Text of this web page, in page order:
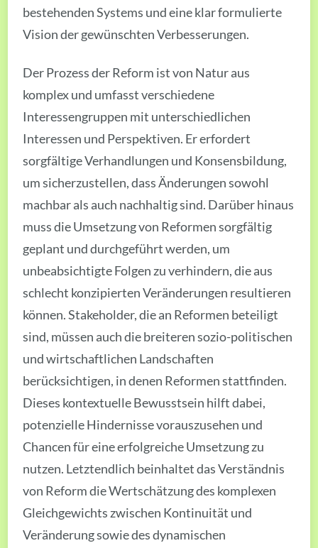
bestehenden Systems und eine klar formulierte
Vision der gewünschten Verbesserungen.
Der Prozess der Reform ist von Natur aus
komplex und umfasst verschiedene
Interessengruppen mit unterschiedlichen
Interessen und Perspektiven. Er erfordert
sorgfältige Verhandlungen und Konsensbildung,
um sicherzustellen, dass Änderungen sowohl
machbar als auch nachhaltig sind. Darüber hinaus
muss die Umsetzung von Reformen sorgfältig
geplant und durchgeführt werden, um
unbeabsichtigte Folgen zu verhindern, die aus
schlecht konzipierten Veränderungen resultieren
können. Stakeholder, die an Reformen beteiligt
sind, müssen auch die breiteren sozio-politischen
und wirtschaftlichen Landschaften
berücksichtigen, in denen Reformen stattfinden.
Dieses kontextuelle Bewusstsein hilft dabei,
potenzielle Hindernisse vorauszusehen und
Chancen für eine erfolgreiche Umsetzung zu
nutzen. Letztendlich beinhaltet das Verständnis
von Reform die Wertschätzung des komplexen
Gleichgewichts zwischen Kontinuität und
Veränderung sowie des dynamischen